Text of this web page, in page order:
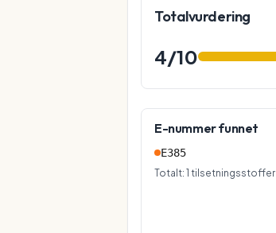
Totalvurdering
4/10
E-nummer funnet
E385
Totalt: 1 tilsetningsstoffer